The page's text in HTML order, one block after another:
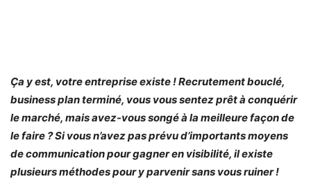
Ça y est, votre entreprise existe ! Recrutement bouclé,
business plan terminé, vous vous sentez prêt à conquérir
le marché, mais avez-vous songé à la meilleure façon de
le faire ? Si vous n’avez pas prévu d’importants moyens
de communication pour gagner en visibilité, il existe
plusieurs méthodes pour y parvenir sans vous ruiner !